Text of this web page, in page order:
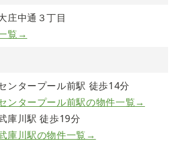
庄中通３丁目
覧→
ンタープール前駅 徒歩14分
ンタープール前駅の物件一覧→
庫川駅 徒歩19分
庫川駅の物件一覧→